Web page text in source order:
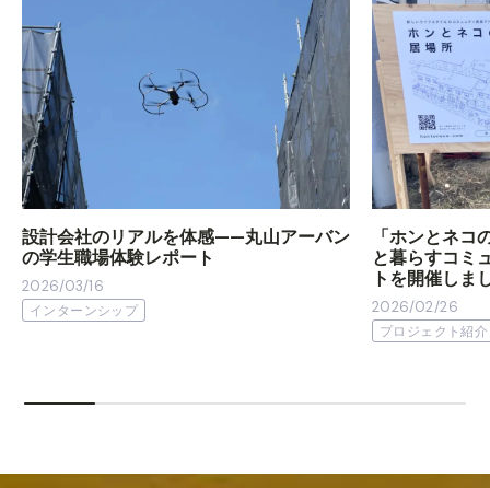
設計会社のリアルを体感——丸山アーバン
の学生職場体験レポート
2026/03/16
インターンシップ
「ホンとネコ
と暮らすコミ
トを開催しま
2026/02/26
プロジェクト紹介